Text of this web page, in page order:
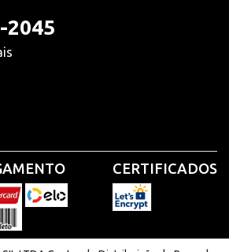
2045
CERTIFICADOS